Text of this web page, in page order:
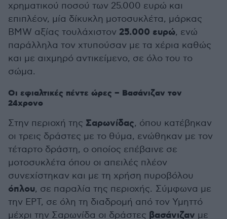
χρηματικού ποσού των 25.000 ευρώ και
επιπλέον, μία δίκυκλη μοτοσυκλέτα, μάρκας
BMW αξίας τουλάχιστον 25.000 ευρώ, ενώ
παράλληλα τον χτυπούσαν με τα χέρια καθώς
και με αιχμηρό αντικείμενο, σε όλο του το
σώμα.
Οι εφιαλτικές πέντε ώρες – Βασάνιζαν τον
24χρονο
Στην περιοχή της Σαρωνίδας, όπου κατέβηκαν
οι τρεις δράστες με το θύμα, ενώθηκαν με τον
τέταρτο δράστη, ο οποίος επέβαινε σε
μοτοσυκλέτα όπου οι απειλές πλέον
συνεχίστηκαν και με τη χρήση πυροβόλου
όπλου, σε παραλία της περιοχής. Σύμφωνα με
την ΕΡΤ, σε όλη τη διαδρομή από τον Υμηττό
μέχρι την Σαρωνίδα οι δράστες βασάνιζαν με